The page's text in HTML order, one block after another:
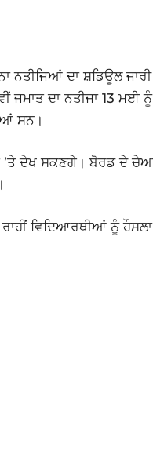
ਨਤੀਜਿਆਂ ਦਾ ਸ਼ਡਿਊਲ
ਜਮਾਤ ਦਾ ਨਤੀਜਾ 13 ਮਈ
ਸਨ।
’ਤੇ ਦੇਖ ਸਕਣਗੇ। ਬੋਰਡ ਦੇ
ਵਿਦਿਆਰਥੀਆਂ ਨੂੰ ਹੌਸਲਾ